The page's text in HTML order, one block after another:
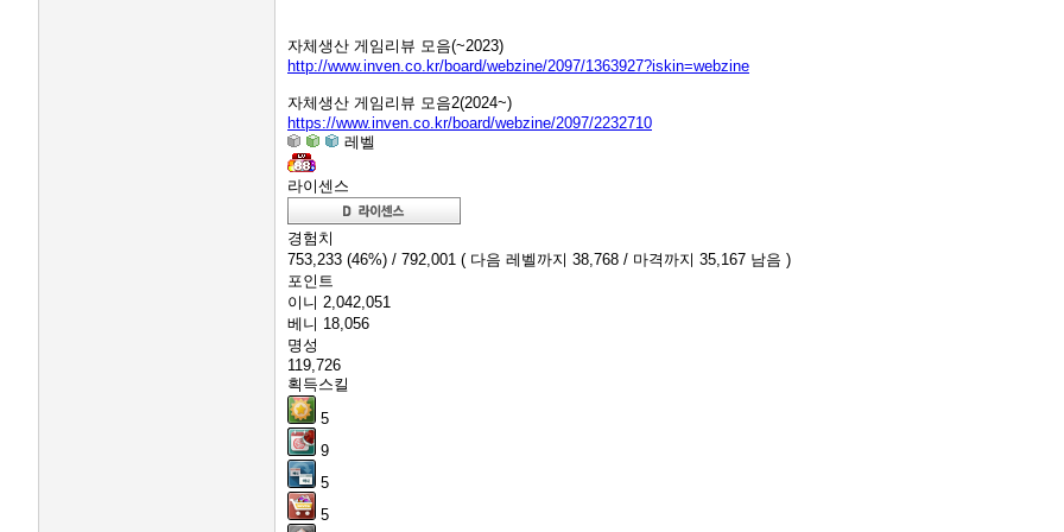
자체생산 게임리뷰 모음(~2023)
http://www.inven.co.kr/board/webzine/2097/1363927?iskin=webzine
자체생산 게임리뷰 모음2(2024~)
https://www.inven.co.kr/board/webzine/2097/2232710
레벨
라이센스
경험치
753,233 (46%) / 792,001 ( 다음 레벨까지 38,768 / 마격까지 35,167 남음 )
포인트
이니 2,042,051
베니 18,056
명성
119,726
획득스킬
5
9
5
5